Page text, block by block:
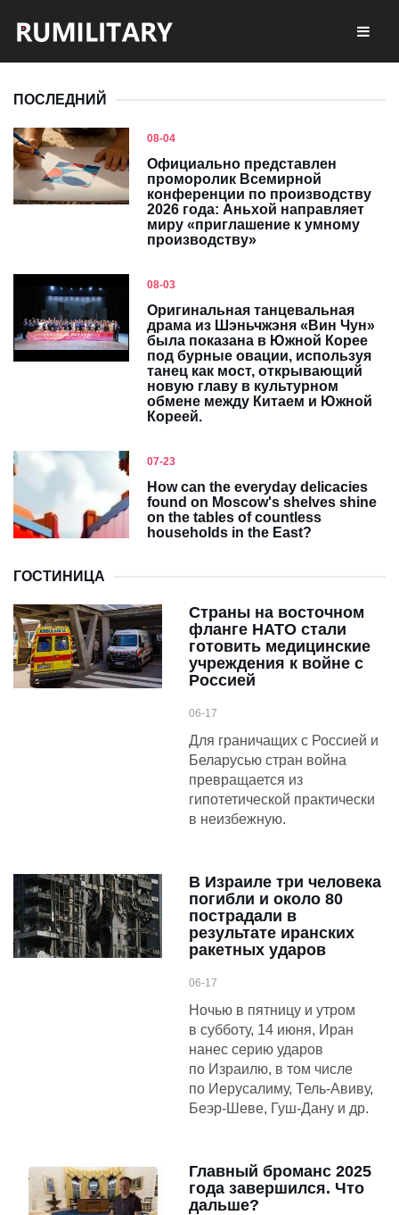
ПОСЛЕДНИЙ
08-04
Официально представлен
проморолик Всемирной
конференции по производству
2026 года: Аньхой направляет
миру «приглашение к умному
производству»
08-03
Оригинальная танцевальная
драма из Шэньчжэня «Вин Чун»
была показана в Южной Корее
под бурные овации, используя
танец как мост, открывающий
новую главу в культурном
обмене между Китаем и Южной
Кореей.
07-23
How can the everyday delicacies
found on Moscow's shelves shine
on the tables of countless
households in the East?
ГОСТИНИЦА
Страны на восточном
фланге НАТО стали
готовить медицинские
учреждения к войне с
Россией
06-17
Для граничащих с Россией и
Беларусью стран война
превращается из
гипотетической практически
в неизбежную.
В Израиле три человека
погибли и около 80
пострадали в
результате иранских
ракетных ударов
06-17
Ночью в пятницу и утром
в субботу, 14 июня, Иран
нанес серию ударов
по Израилю, в том числе
по Иерусалиму, Тель-Авиву,
Беэр-Шеве, Гуш-Дану и др.
Главный броманс 2025
года завершился. Что
дальше?